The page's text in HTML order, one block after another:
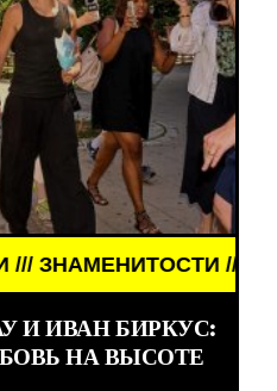
///
И ИВАН БИРКУС:
НА ВЫСОТЕ